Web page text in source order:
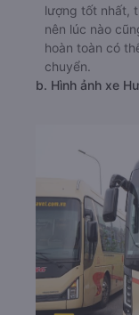
lượng tốt nhất,
nên lúc nào
hoàn toàn có
chuyển.
b. Hình ảnh xe